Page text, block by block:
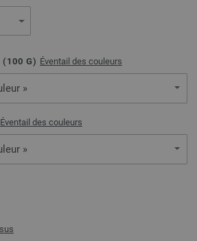
( 100 G) Éventail des couleurs
»
Éventail des couleurs
»